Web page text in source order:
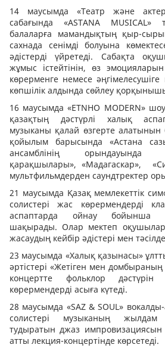
14 маусымда «Театр және
сабағында «ASTANA MUSICAL»
балаларға мамандықтың қыр-
сахнада сенімді болуына
әдістерді үйретеді. Сабақта
жұмыс істейтінін, өз
көрерменге немесе
көпшілік алдында сөйлеу
16 маусымда «ETNHO MODERN»
қазақтың дәстүрлі халық
музыканы қалай өзгерте алатынын
қойылым барысында «Астана
ансамблінің орындауында
қарақшылары», «Мадагаскар»,
мультфильмдерден саундтректер
21 маусымда Қазақ мемлекеттік
солистері жас көрермендерді
аспаптарда ойнау бойынша
шақырады. Олар мектеп
жасаудың кейбір әдістері мен
23 маусымда «Халық қазынасы»
әртістері «Жетіген мен домбыраның
концертте фольклор
көрермендерді асыға күтеді.
28 маусымда «SAZ & SOUL»
солистері музыканың жылдам
тудыратын джаз импровизациясын
атты лекция-концертінде көрсетеді.